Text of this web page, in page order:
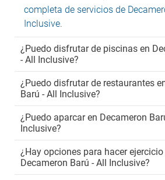
completa de servicios de
Inclusive.
¿Puedo disfrutar de piscinas en
- All Inclusive?
¿Puedo disfrutar de restaurantes
Barú - All Inclusive?
¿Puedo aparcar en Decameron
Inclusive?
¿Hay opciones para hacer ejercicio
Decameron Barú - All Inclusive?